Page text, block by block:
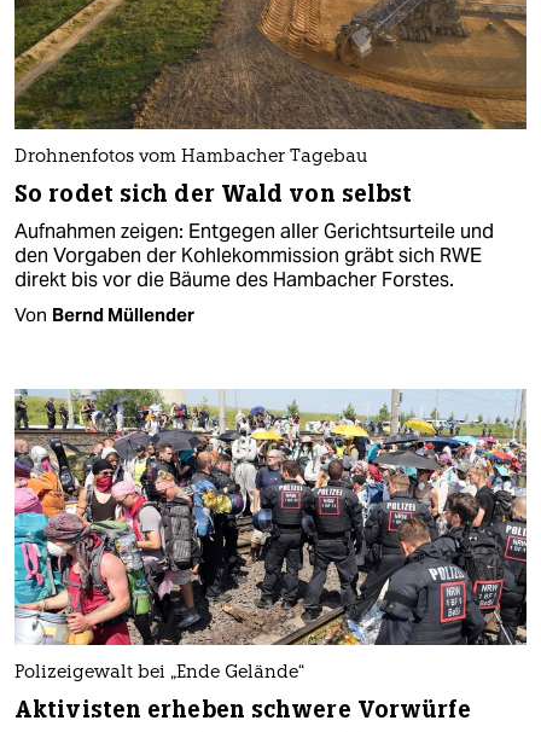
Drohnenfotos vom Hambacher Tagebau
So rodet sich der Wald von selbst
Aufnahmen zeigen: Entgegen aller Gerichtsurteile und
den Vorgaben der Kohlekommission gräbt sich RWE
direkt bis vor die Bäume des Hambacher Forstes.
Von Bernd Müllender
Polizeigewalt bei „Ende Gelände“
Aktivisten erheben schwere Vorwürfe